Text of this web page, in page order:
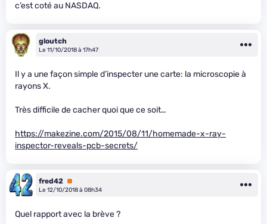
c’est coté au NASDAQ.
gloutch
Le 11/10/2018 à 17h47
Il y a une façon simple d’inspecter une carte: la microscopie à
rayons X.
Très difficile de cacher quoi que ce soit…
https://makezine.com/2015/08/11/homemade-x-ray-
inspector-reveals-pcb-secrets/
fred42 Premium
Le 12/10/2018 à 08h34
Quel rapport avec la brève ?